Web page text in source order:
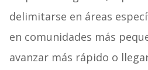
delimitarse en áreas
en comunidades más
avanzar más rápido o